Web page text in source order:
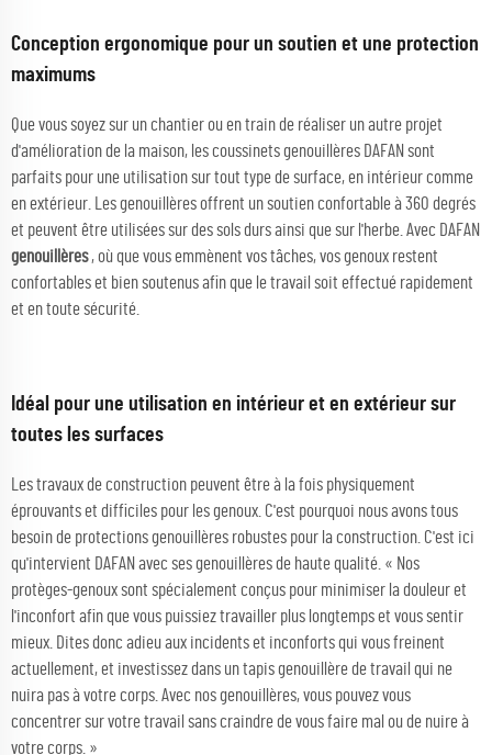
Conception ergonomique pour un soutien et une protection
maximums
Que vous soyez sur un chantier ou en train de réaliser un autre projet
d'amélioration de la maison, les coussinets genouillères DAFAN sont
parfaits pour une utilisation sur tout type de surface, en intérieur comme
en extérieur. Les genouillères offrent un soutien confortable à 360 degrés
et peuvent être utilisées sur des sols durs ainsi que sur l'herbe. Avec DAFAN
genouillères, où que vous emmènent vos tâches, vos genoux restent
confortables et bien soutenus afin que le travail soit effectué rapidement
et en toute sécurité.
Idéal pour une utilisation en intérieur et en extérieur sur
toutes les surfaces
Les travaux de construction peuvent être à la fois physiquement
éprouvants et difficiles pour les genoux. C'est pourquoi nous avons tous
besoin de protections genouillères robustes pour la construction. C'est ici
qu'intervient DAFAN avec ses genouillères de haute qualité. « Nos
protèges-genoux sont spécialement conçus pour minimiser la douleur et
l'inconfort afin que vous puissiez travailler plus longtemps et vous sentir
mieux. Dites donc adieu aux incidents et inconforts qui vous freinent
actuellement, et investissez dans un tapis genouillère de travail qui ne
nuira pas à votre corps. Avec nos genouillères, vous pouvez vous
concentrer sur votre travail sans craindre de vous faire mal ou de nuire à
votre corps. »